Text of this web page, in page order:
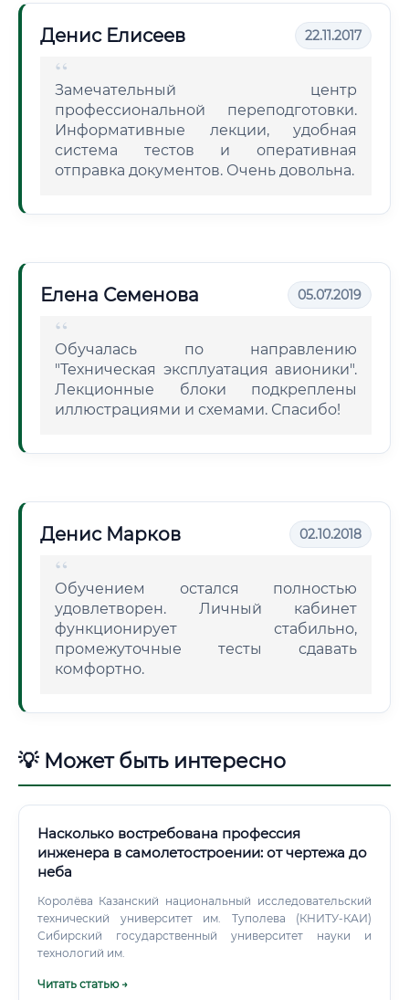
Денис Елисеев 22.11.2017
Замечательный центр
профессиональной переподготовки.
Информативные лекции, удобная
система тестов и оперативная
отправка документов. Очень довольна.
Елена Семенова 05.07.2019
Обучалась по направлению
"Техническая эксплуатация авионики".
Лекционные блоки подкреплены
иллюстрациями и схемами. Спасибо!
Денис Марков 02.10.2018
Обучением остался полностью
удовлетворен. Личный кабинет
функционирует стабильно,
промежуточные тесты сдавать
комфортно.
💡 Может быть интересно
Насколько востребована профессия
инженера в самолетостроении: от чертежа до
неба
Королёва Казанский национальный исследовательский
технический университет им. Туполева (КНИТУ-КАИ)
Сибирский государственный университет науки и
технологий им.
Читать статью →